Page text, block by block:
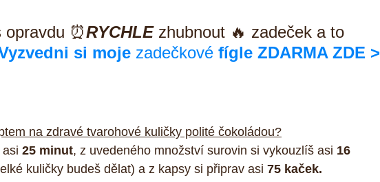
⏰RYCHLE zhubnout 🔥 zadeček a to
si moje zadečkové fígle ZDARMA ZDE >
na zdravé tvarohové kuličky polité čokoládou?
25 minut, z uvedeného množství surovin si vykouzlíš asi 16
kuličky budeš dělat) a z kapsy si připrav asi 75 kaček.